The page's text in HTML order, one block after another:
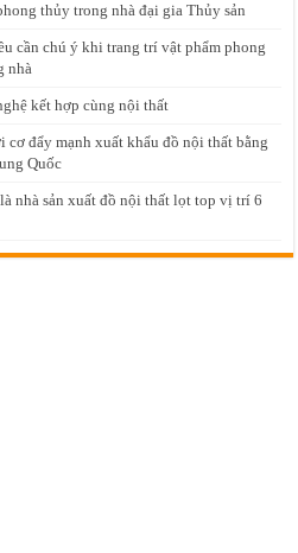
thủy trong nhà đại gia Thủy sản
cần chú ý khi trang trí vật phẩm phong
nhà
kết hợp cùng nội thất
cơ đẩy mạnh xuất khẩu đồ nội thất bằng
Quốc
nhà sản xuất đồ nội thất lọt top vị trí 6